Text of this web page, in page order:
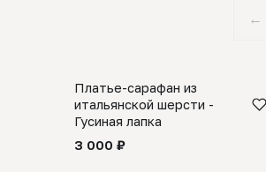
←
SALE
Платье-сарафан из
итальянской шерсти -
Гусиная лапка
3 000 ₽